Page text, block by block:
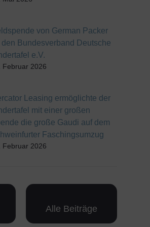
von German Packer
den Bundesverband Deutsche
e.V.
Februar 2026
Leasing ermöglichte der
mit einer großen
die große Gaudi auf dem
Faschingsumzug
Februar 2026
Alle Beiträge